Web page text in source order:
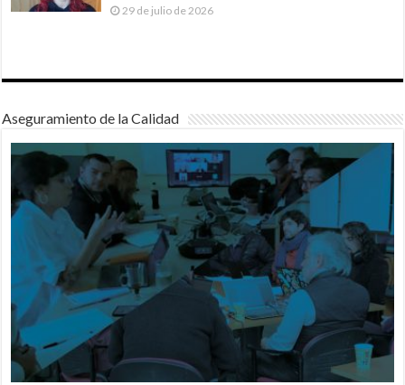
29 de julio de 2026
Aseguramiento de la Calidad